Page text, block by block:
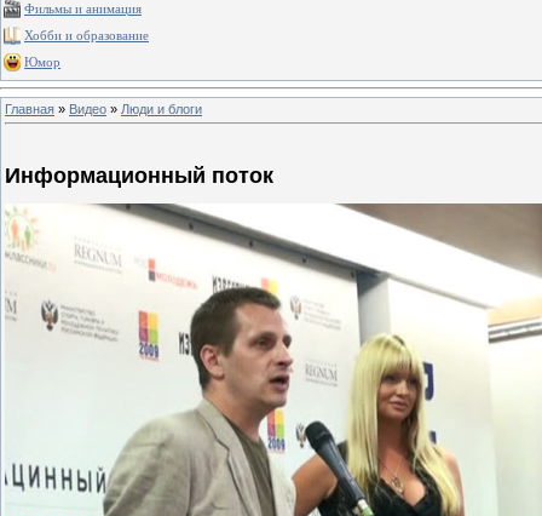
Фильмы и анимация
Хобби и образование
Юмор
Главная » Видео » Люди и блоги
Информационный поток